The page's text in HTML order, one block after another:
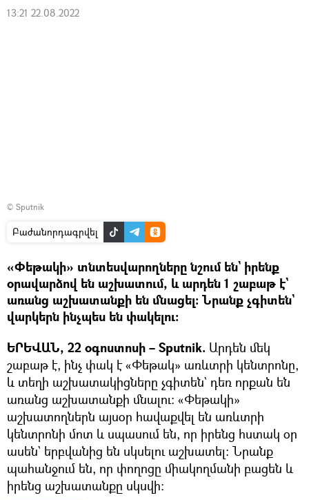
13:21 22.08.2022
© Sputnik
Բաժանորդագրվել
«Փեթակի» տնտեսվարողները նշում են` իրենք
օրավարձով են աշխատում, և արդեն 1 շաբաթ է`
առանց աշխատանքի են մնացել։ Նրանք չգիտեն`
վարկերն ինչպես են փակելու։
ԵՐԵՎԱՆ, 22 օգոստոսի – Sputnik. Արդեն մեկ
շաբաթ է, ինչ փակ է «Փեթակ» առևտրի կենտրոնը,
և տեղի աշխատակիցները չգիտեն` դեռ որքան են
առանց աշխատանքի մնալու։ «Փեթակի»
աշխատողներն այսօր հավաքվել են առևտրի
կենտրոնի մոտ և սպասում են, որ իրենց հստակ օր
ասեն` երբվանից են սկսելու աշխատել։ Նրանք
պահանջում են, որ փողոցը միակողմանի բացեն և
իրենց աշխատանքը սկսվի։